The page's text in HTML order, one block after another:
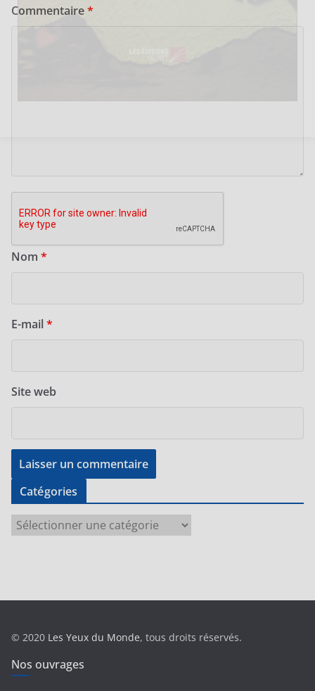
Commentaire*
Nom *
E-mail*
Site web
Catégories
a
e
s
© 2020 Les Yeux du Monde, tous droits réservés.
Nos ouvrages